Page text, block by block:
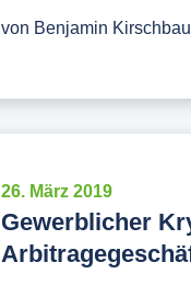
von Benjamin
26. März 2019
Gewerblicher